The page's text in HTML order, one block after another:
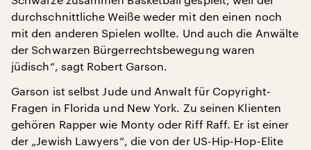
durchschnittliche Weiße weder mit den einen noch
mit den anderen Spielen wollte. Und auch die Anwälte
der Schwarzen Bürgerrechtsbewegung waren
jüdisch“, sagt Robert Garson.
Garson ist selbst Jude und Anwalt für Copyright-
Fragen in Florida und New York. Zu seinen Klienten
gehören Rapper wie Monty oder Riff Raff. Er ist einer
der „Jewish Lawyers“, die von der US-Hip-Hop-Elite